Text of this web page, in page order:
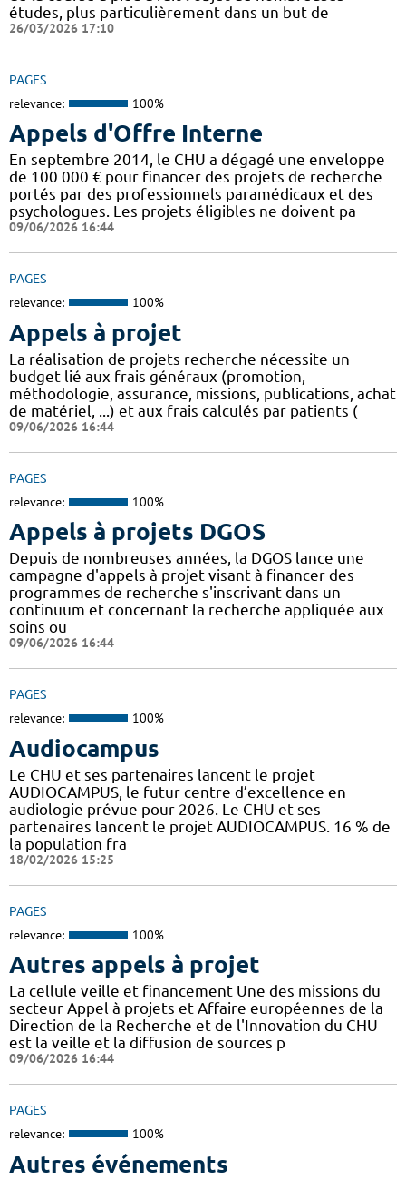
études, plus particulièrement dans un but de
26/03/2026 17:10
PAGES
relevance: 100%
Appels d'Offre Interne
En septembre 2014, le CHU a dégagé une enveloppe
de 100 000 € pour financer des projets de recherche
portés par des professionnels paramédicaux et des
psychologues. Les projets éligibles ne doivent pa
09/06/2026 16:44
PAGES
relevance: 100%
Appels à projet
La réalisation de projets recherche nécessite un
budget lié aux frais généraux (promotion,
méthodologie, assurance, missions, publications, achat
de matériel, ...) et aux frais calculés par patients (
09/06/2026 16:44
PAGES
relevance: 100%
Appels à projets DGOS
Depuis de nombreuses années, la DGOS lance une
campagne d'appels à projet visant à financer des
programmes de recherche s'inscrivant dans un
continuum et concernant la recherche appliquée aux
soins ou
09/06/2026 16:44
PAGES
relevance: 100%
Audiocampus
Le CHU et ses partenaires lancent le projet
AUDIOCAMPUS, le futur centre d’excellence en
audiologie prévue pour 2026. Le CHU et ses
partenaires lancent le projet AUDIOCAMPUS. 16 % de
la population fra
18/02/2026 15:25
PAGES
relevance: 100%
Autres appels à projet
La cellule veille et financement Une des missions du
secteur Appel à projets et Affaire européennes de la
Direction de la Recherche et de l'Innovation du CHU
est la veille et la diffusion de sources p
09/06/2026 16:44
PAGES
relevance: 100%
Autres événements